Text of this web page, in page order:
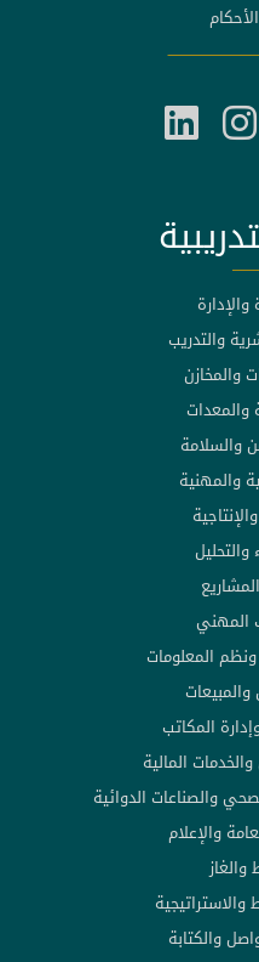
والتدريب
والمخازن
والمعدات
والسلامة
والمهنية
المهني
المعلومات
المكاتب
المالية
والصناعات الدوائية
والإعلام
والاستراتيجية
والكتابة